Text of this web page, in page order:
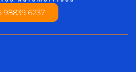
98839 6237